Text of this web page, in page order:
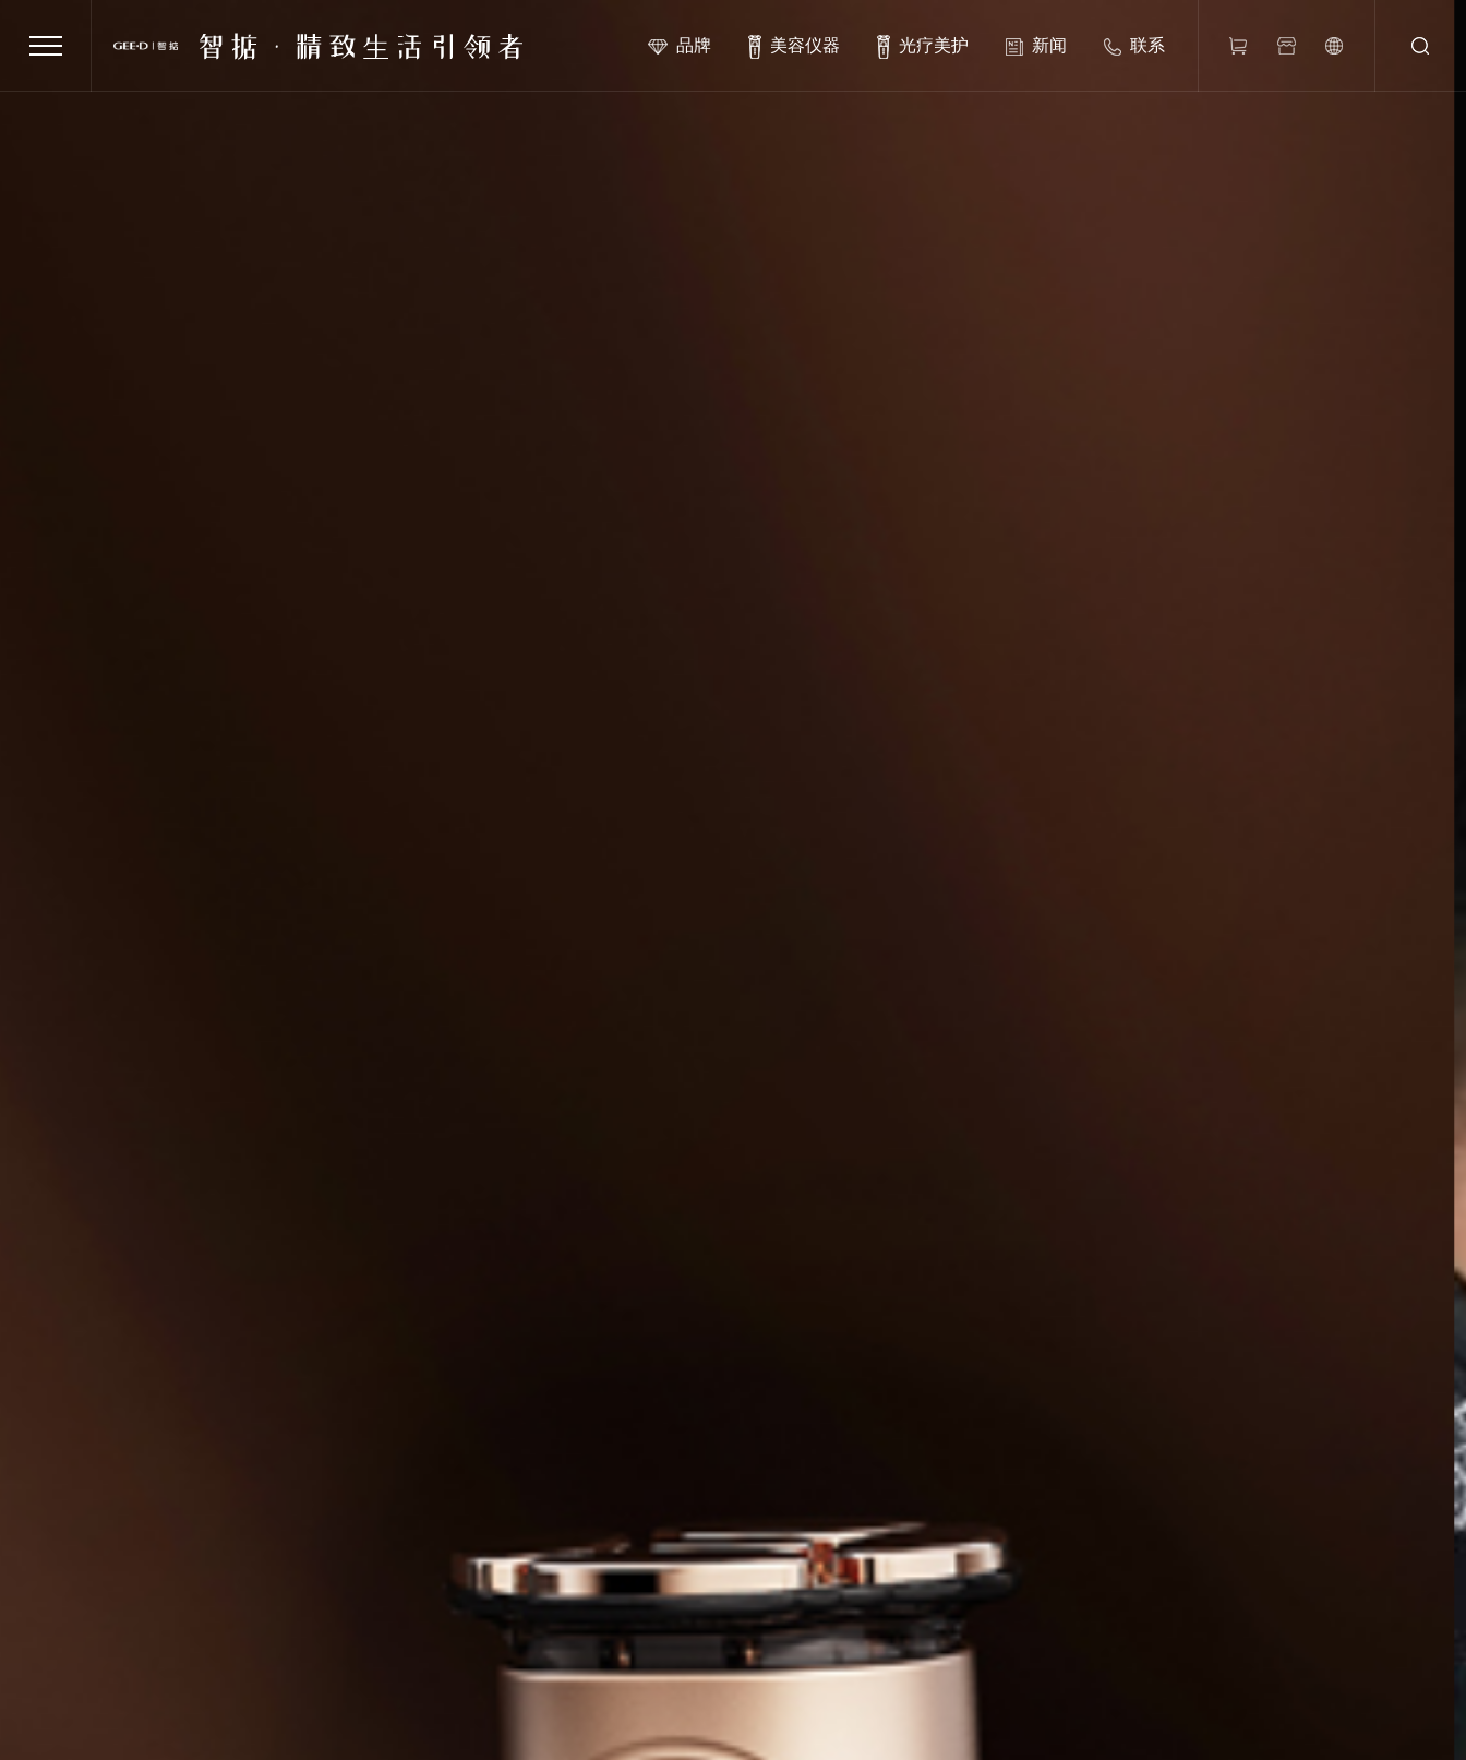
品牌 美容仪器 光疗美护 新闻 联系